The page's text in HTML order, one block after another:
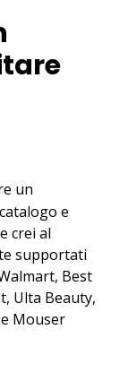
un
e
crei al
supportati
Best
Ulta Beauty,
e Mouser